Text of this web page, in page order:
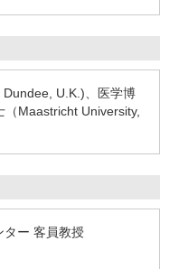
U.K.)、医学博
Maastricht University,
ター 客員教授